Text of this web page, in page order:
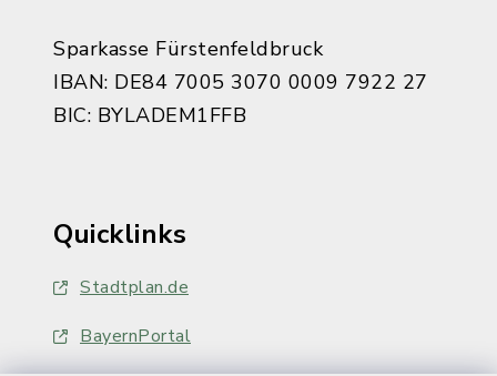
Sparkasse Fürstenfeldbruck
IBAN: DE84 7005 3070 0009 7922 27
BIC: BYLADEM1FFB
Quicklinks
Stadtplan.de
BayernPortal